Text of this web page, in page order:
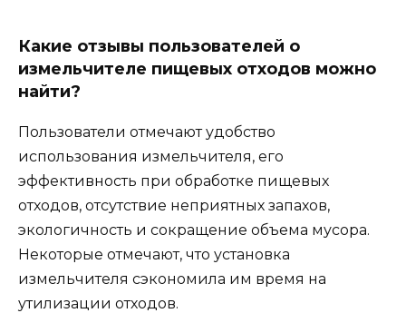
Какие отзывы пользователей о
измельчителе пищевых отходов можно
найти?
Пользователи отмечают удобство
использования измельчителя, его
эффективность при обработке пищевых
отходов, отсутствие неприятных запахов,
экологичность и сокращение объема мусора.
Некоторые отмечают, что установка
измельчителя сэкономила им время на
утилизации отходов.